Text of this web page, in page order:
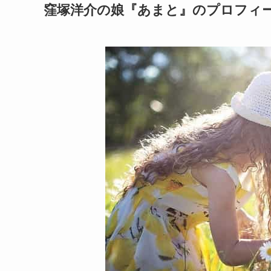
窪塚洋介の娘『あまと』のプロフィ